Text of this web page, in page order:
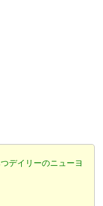
デイリーのニューヨ